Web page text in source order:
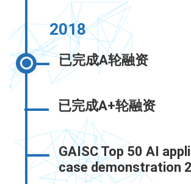
2018
已完成A轮融资
已完成A+轮融资
GAISC Top 50 AI
case demonstration